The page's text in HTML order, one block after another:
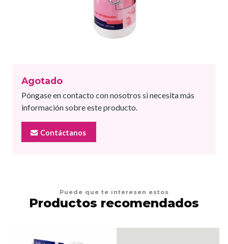
Agotado
Póngase en contacto con nosotros si necesita más
información sobre este producto.
Contáctanos
Puede que te interesen estos
Productos recomendados